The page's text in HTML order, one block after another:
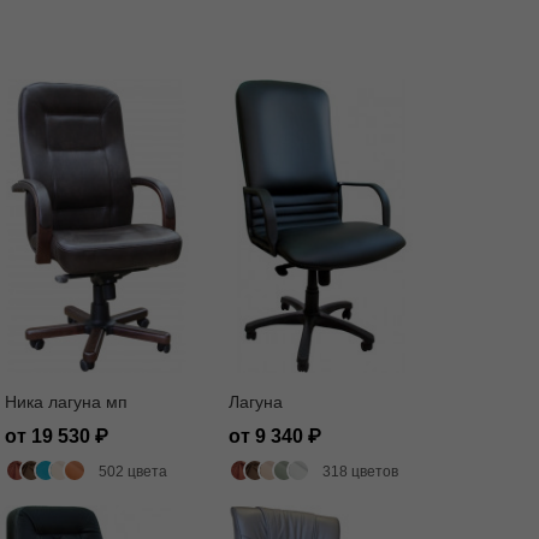
Ника лагуна мп
от 19 530
502 цвета
Лагуна
от 9 340
318 цветов